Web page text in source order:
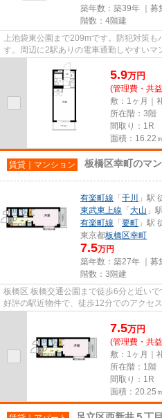
築年数：築39年 ｜募
階数：4階建
上池袋東公園まで209mです。防犯対策
す。周辺に2駅ありの電車通勤しやすい
アクセスの良い物件です。でき...
5.9万円
(管理費・共
敷：1ヶ月｜
所在階：3階
間取り：1R
面積：16.22
賃貸｜マンション 板橋区幸町のマ
有楽町線 「 千川
」駅
東武東上線 「 大山 」
有楽町線 「 要町 」駅
東京都板橋区幸町
7.5万円
築年数：築27年 ｜募
階数：3階建
板橋区 板橋交通公園まで徒歩6分と近い
好評の駅近物件で、徒歩12分でのアクセ
7.5万円
(管理費・共
敷：1ヶ月｜
所在階：1階
間取り：1R
面積：20.25